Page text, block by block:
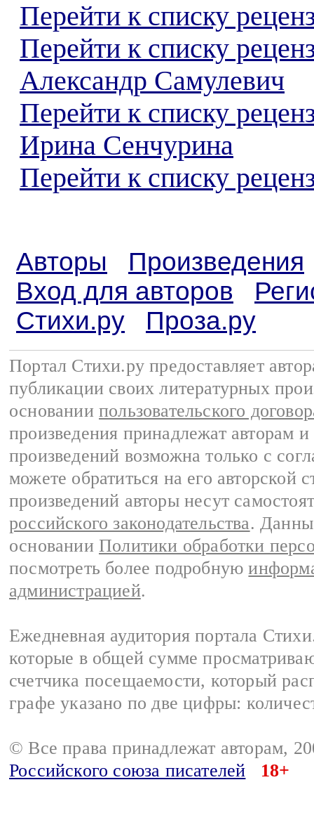
Перейти к списку
Перейти к списку
Александр Самулевич
Перейти к списку
Ирина Сенчурина
Перейти к списку
Авторы
Произведения
Вход для авторов
Стихи.ру
Проза.ру
Портал Стихи.ру предоставляет
публикации своих литературных
основании пользовательского
произведения принадлежат авторам
произведений возможна только с
можете обратиться на его авторской
произведений авторы несут
российского законодательства.
основании Политики обработки
посмотреть более подробную
администрацией.
Ежедневная аудитория портала
которые в общей сумме
счетчика посещаемости, который
графе указано по две цифры:
© Все права принадлежат авторам,
Российского союза писателей
18+